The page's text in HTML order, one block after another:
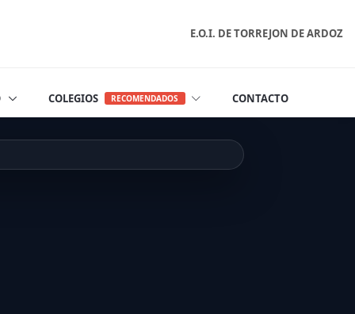
E.O.I. DE TORREJON DE ARDOZ
COLEGIOS RECOMENDADOS CONTACTO